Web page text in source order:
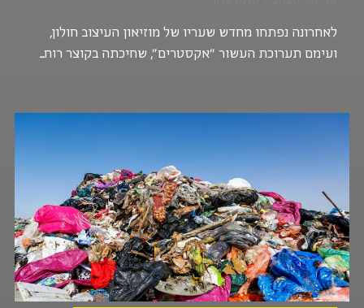
לאחרונה נפתחו מחדש שעריו של מוזיאון העיצוב חולון,
ועימם תערוכת העשור "אקסטרים", שחיכתה בקוצר רוח...